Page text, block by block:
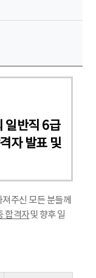
일반직 6급
자 발표 및
주신 모든 분들께
합격자및 향후 일